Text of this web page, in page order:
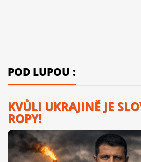
POD LUPOU :
KVŮLI UKRAJINĚ JE
ROPY!